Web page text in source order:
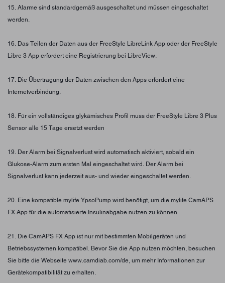
15. Alarme sind standardgemäß ausgeschaltet und müssen eingeschaltet
werden.
16. Das Teilen der Daten aus der FreeStyle LibreLink App oder der FreeStyle
Libre 3 App erfordert eine Registrierung bei LibreView.
17. Die Übertragung der Daten zwischen den Apps erfordert eine
Internetverbindung.
18. Für ein vollständiges glykämisches Profil muss der FreeStyle Libre 3 Plus
Sensor alle 15 Tage ersetzt werden
19. Der Alarm bei Signalverlust wird automatisch aktiviert, sobald ein
Glukose-Alarm zum ersten Mal eingeschaltet wird. Der Alarm bei
Signalverlust kann jederzeit aus- und wieder eingeschaltet werden.
20. Eine kompatible mylife YpsoPump wird benötigt, um die mylife CamAPS
FX App für die automatisierte Insulinabgabe nutzen zu können
21. Die CamAPS FX App ist nur mit bestimmten Mobilgeräten und
Betriebssystemen kompatibel. Bevor Sie die App nutzen möchten, besuchen
Sie bitte die Webseite www.camdiab.com/de, um mehr Informationen zur
Gerätekompatibilität zu erhalten.